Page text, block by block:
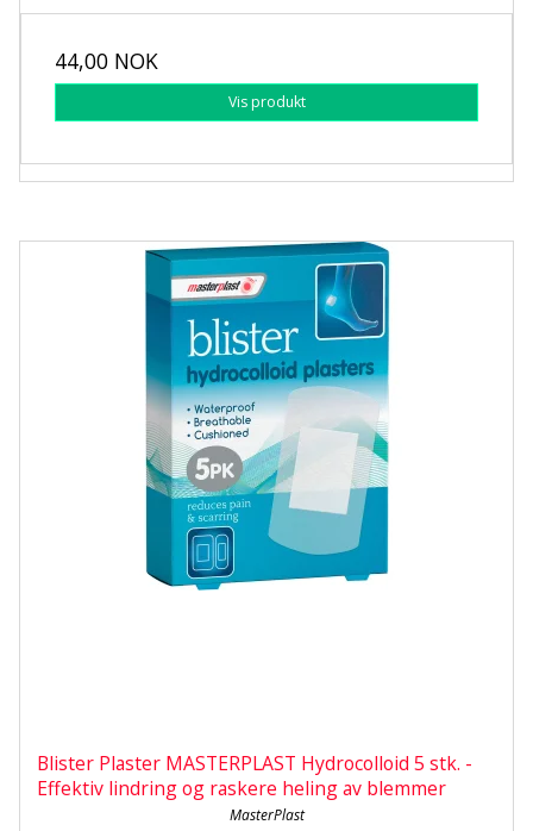
44,00 NOK
Vis produkt
Blister Plaster MASTERPLAST Hydrocolloid 5 stk. -
Effektiv lindring og raskere heling av blemmer
MasterPlast